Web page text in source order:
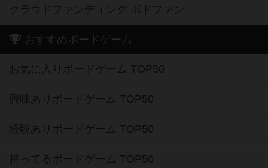
クラウドファンディング ボドファン
おすすめボードゲーム
お気に入りボードゲーム TOP50
興味ありボードゲーム TOP50
経験ありボードゲーム TOP50
持ってるボードゲーム TOP50